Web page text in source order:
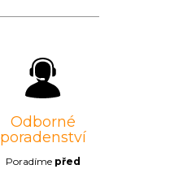
Odborné
poradenství
Poradíme před